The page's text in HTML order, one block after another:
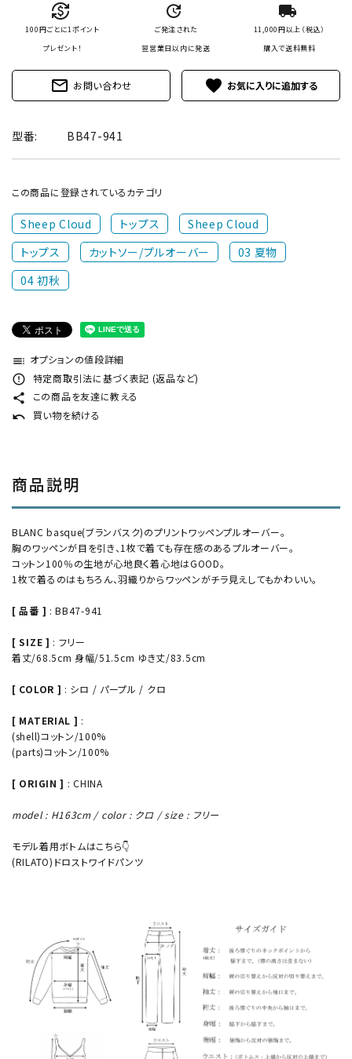
currency_exchange
100円ごとに1ポイント
プレゼント！
update
ご発注された
翌営業日以内に発送
local_shipping
11,000円以上（税込）
購入で送料無料
mail_outline お問い合わせ favorite
型番: BB47-941
この商品に登録されているカテゴリ
Sheep Cloud トップス
Sheep Cloud
トップス
カットソー/プルオーバー
03 夏物
04 初秋
toc オプションの値段詳細
error_outline 特定商取引法に基づく表記 (返品など)
share この商品を友達に教える
undo 買い物を続ける
商品説明
BLANC basque(ブランバスク)のプリントワッペンプルオーバー。
胸のワッペンが目を引き、1枚で着ても存在感のあるプルオーバー。
コットン100％の生地が心地良く着心地はGOOD。
1枚で着るのはもちろん、羽織りからワッペンがチラ見えしてもかわいい。
[ 品番 ] : BB47-941
[ SIZE ] : フリー
着丈/68.5cm 身幅/51.5cm ゆき丈/83.5cm
[ COLOR ] : シロ / パープル / クロ
[ MATERIAL ] :
(shell)コットン/100%
(parts)コットン/100%
[ ORIGIN ] : CHINA
model : H163cm / color : クロ / size : フリー
モデル着用ボトムはこちら👇
(RILATO)ドロストワイドパンツ